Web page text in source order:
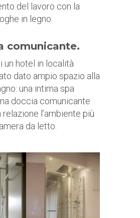
del lavoro con la
in legno.
comunicante.
un hotel in località
dato ampio spazio alla
una intima spa
doccia comunicante
l’ambiente più
da letto.